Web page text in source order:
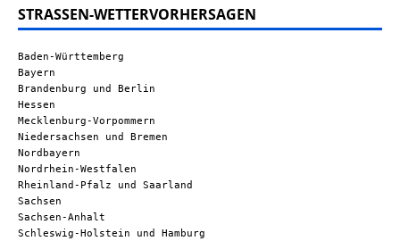
STRASSEN-WETTERVORHERSAGEN
Baden-Württemberg
Bayern
Brandenburg und Berlin
Hessen
Mecklenburg-Vorpommern
Niedersachsen und Bremen
Nordbayern
Nordrhein-Westfalen
Rheinland-Pfalz und Saarland
Sachsen
Sachsen-Anhalt
Schleswig-Holstein und Hamburg